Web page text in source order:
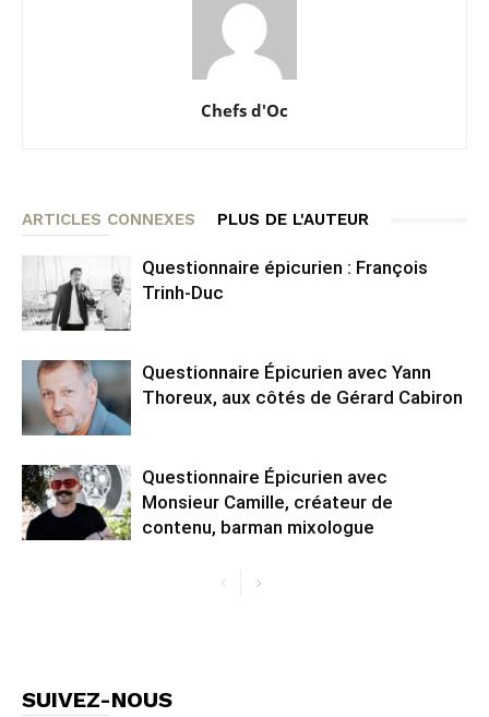
Chefs d'Oc
ARTICLES CONNEXES PLUS DE L'AUTEUR
Questionnaire épicurien : François
Trinh-Duc
Questionnaire Épicurien avec Yann
Thoreux, aux côtés de Gérard Cabiron
Questionnaire Épicurien avec
Monsieur Camille, créateur de
contenu, barman mixologue
SUIVEZ-NOUS